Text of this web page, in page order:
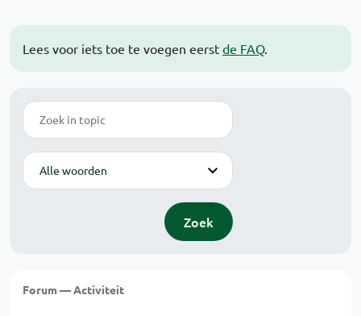
Lees voor iets toe te voegen eerst de FAQ.
Zoek
Modus
Zoek
Forum — Activiteit